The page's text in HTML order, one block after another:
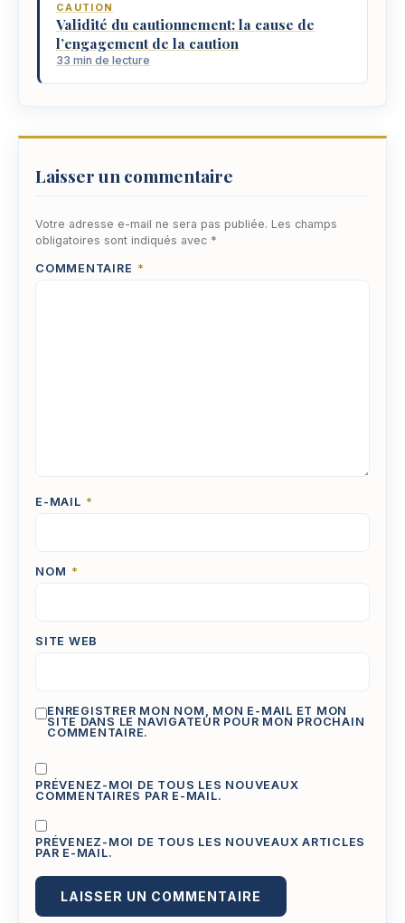
CAUTION
Validité du cautionnement: la cause de
l’engagement de la caution
33 min de lecture
Laisser un commentaire
Votre adresse e-mail ne sera pas publiée. Les champs
obligatoires sont indiqués avec *
COMMENTAIRE *
E-MAIL *
NOM *
SITE WEB
ENREGISTRER MON NOM, MON E-MAIL ET MON
SITE DANS LE NAVIGATEUR POUR MON PROCHAIN
COMMENTAIRE.
PRÉVENEZ-MOI DE TOUS LES NOUVEAUX
COMMENTAIRES PAR E-MAIL.
PRÉVENEZ-MOI DE TOUS LES NOUVEAUX ARTICLES
PAR E-MAIL.